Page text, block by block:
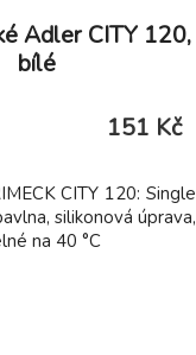
Adler CITY 120,
bílé
151 Kč
CITY 120: Single
silikonová úprava,
na 40 °C